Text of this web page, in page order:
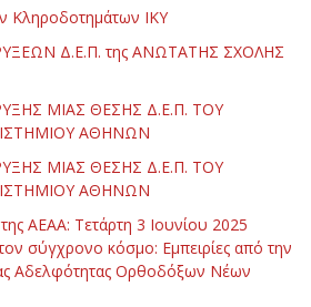
Κληροδοτημάτων ΙΚΥ
Δ.Ε.Π. της ΑΝΩΤΑΤΗΣ ΣΧΟΛΗΣ
ΜΙΑΣ ΘΕΣΗΣ Δ.Ε.Π. ΤΟΥ
ΑΘΗΝΩΝ
ΜΙΑΣ ΘΕΣΗΣ Δ.Ε.Π. ΤΟΥ
ΑΘΗΝΩΝ
ΑΕΑΑ: Τετάρτη 3 Ιουνίου 2025
σύγχρονο κόσμο: Εμπειρίες από την
Αδελφότητας Ορθοδόξων Νέων